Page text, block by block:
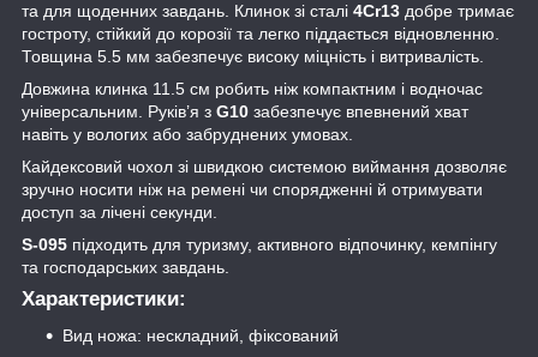
та для щоденних завдань. Клинок зі сталі 4Cr13 добре тримає
гостроту, стійкий до корозії та легко піддається відновленню.
Товщина 5.5 мм забезпечує високу міцність і витривалість.
Довжина клинка 11.5 см робить ніж компактним і водночас
універсальним. Руків’я з G10 забезпечує впевнений хват
навіть у вологих або забруднених умовах.
Кайдексовий чохол зі швидкою системою виймання дозволяє
зручно носити ніж на ремені чи спорядженні й отримувати
доступ за лічені секунди.
S-095 підходить для туризму, активного відпочинку, кемпінгу
та господарських завдань.
Характеристики:
Вид ножа: нескладний, фіксований